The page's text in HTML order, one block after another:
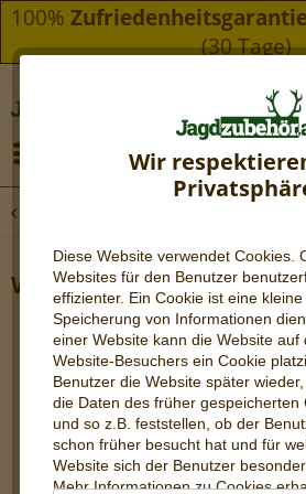
100%
(30 Tage)
Wir
Diese Website verwendet Cookies.
Websites für den Benutzer be
effizienter. Ein Cookie ist eine
Speicherung von Informationen
einer Website kann die Website auf
Website-Besuchers ein Cookie
Benutzer die Website später
die Daten des früher gespeicherten
und so z.B. feststellen, ob der
schon früher besucht hat und für
Website sich der Benutzer
Mehr Informationen zu Cookies
Wildspreizer